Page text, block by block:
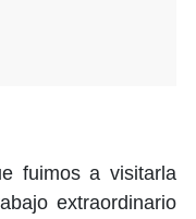
fuimos a visitarla
extraordinario